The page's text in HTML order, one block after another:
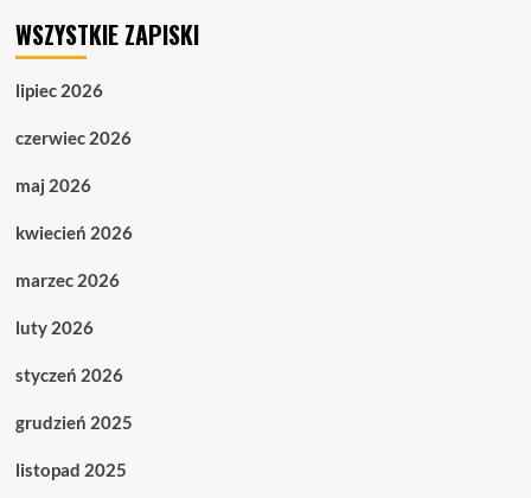
WSZYSTKIE ZAPISKI
lipiec 2026
czerwiec 2026
maj 2026
kwiecień 2026
marzec 2026
luty 2026
styczeń 2026
grudzień 2025
listopad 2025